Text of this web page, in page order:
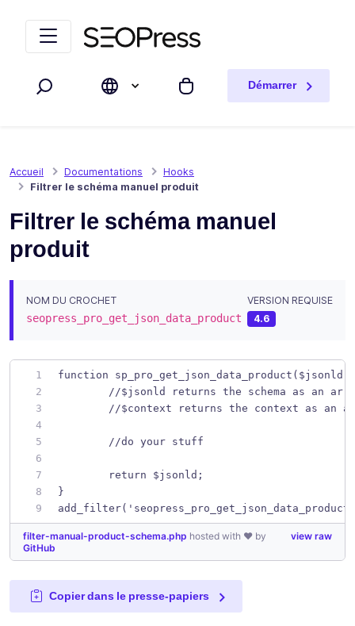
Rechercher Mon panier
Démarrer
Accueil Documentations
Hooks
Filtrer le schéma manuel produit
Filtrer le schéma manuel
produit
NOM DU CROCHET
seopress_pro_get_json_data_product
VERSION REQUISE
4.6
function
//$jsonld returns the schema as an
//$context returns the context as an
	//do your stuff
	return $jsonld;
}
view raw
filter-manual-product-schema.php hosted with ❤ by
GitHub
Copier dans le presse-papiers